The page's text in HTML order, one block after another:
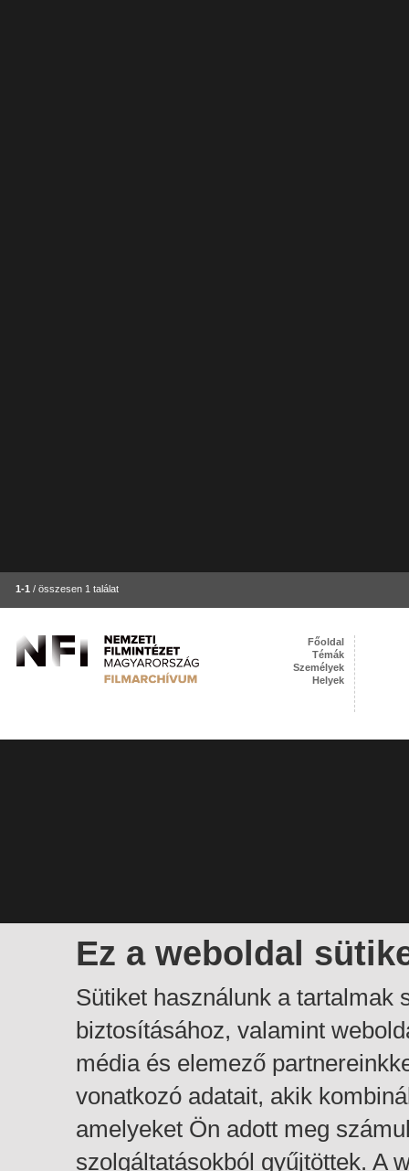
1-1 / összesen 1 találat
Ez a weboldal
Sütiket használunk a tartalmak
biztosításához, valamint
média és elemező
vonatkozó adatait, akik
amelyeket Ön adott meg
szolgáltatásokból gyűjtöttek. A
Főoldal
Témák
Személyek
Helyek